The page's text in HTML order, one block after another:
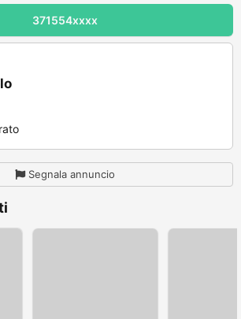
371554xxxx
Segnala annuncio